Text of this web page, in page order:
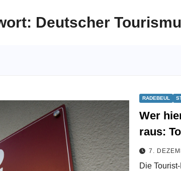
Deutscher
RADEBEUL
Wer
raus:
7.
Die